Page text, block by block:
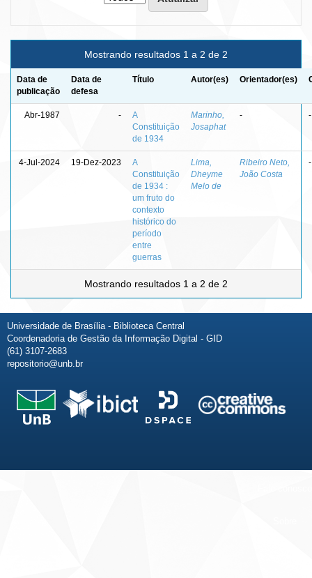
Mostrando resultados 1 a 2 de 2
Data de
publicação
Data de
defesa
Título Autor(es) Orientador(es)
Abr-1987 -
A
Constituição
de 1934
Marinho,
Josaphat
- -
4-Jul-2024 19-Dez-2023
A
Constituição
de 1934 :
um fruto do
contexto
histórico do
período
entre
guerras
Lima,
Dheyme
Melo de
Ribeiro Neto,
João Costa
-
Mostrando resultados 1 a 2 de 2
Universidade de Brasília - Biblioteca Central
Coordenadoria de Gestão da Informação Digital - GID
(61) 3107-2683
repositorio@unb.br